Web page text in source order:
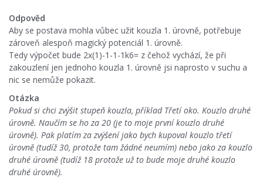
Odpověd
Aby se postava mohla vůbec užit kouzla 1. úrovně, potřebuje
zároveň alespoň magický potenciál 1. úrovně.
Tedy výpočet bude 2x(1)-1-1-1k6= z čehož vychází, že při
zakouzlení jen jednoho kouzla 1. úrovně jsi naprosto v suchu a
nic se nemůže pokazit.
Otázka
Pokud si chci zvýšit stupeň kouzla, příklad Třetí oko. Kouzlo druhé
úrovně. Naučím se ho za 20 (je to moje první kouzlo druhé
úrovně). Pak platím za zvýšení jako bych kupoval kouzlo třetí
úrovně (tudíž 30, protože tam žádné neumím) nebo jako za kouzlo
druhé úrovně (tudíž 18 protože už to bude moje druhé kouzlo
druhé úrovně).